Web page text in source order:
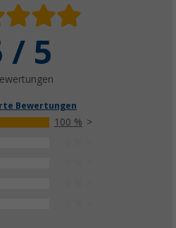
/ 5
Bewertungen
100 %